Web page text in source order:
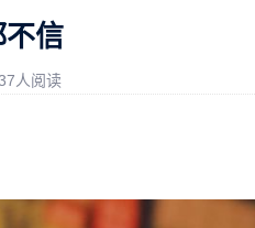
信
人阅读